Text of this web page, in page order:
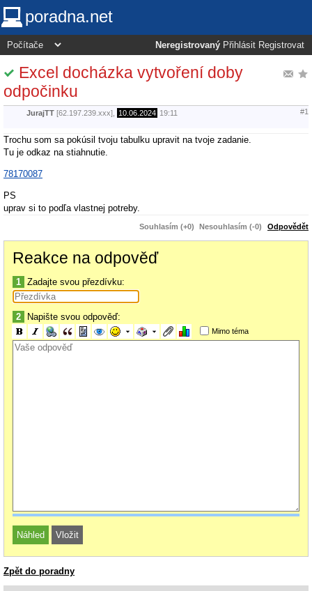
poradna.net
Neregistrovaný Přihlásit Registrovat
Excel docházka vytvoření doby
odpočinku
JurajTT [62.197.239.xxx], 10.06.2024 19:11 #1
Trochu som sa pokúsil tvoju tabulku upravit na tvoje zadanie.
Tu je odkaz na stiahnutie.
78170087
PS
uprav si to podľa vlastnej potreby.
Souhlasím (+0) Nesouhlasím (-0) Odpovědět
Reakce na odpověď
1 Zadajte svou přezdívku:
2 Napište svou odpověď:
Mimo téma
Zpět do poradny